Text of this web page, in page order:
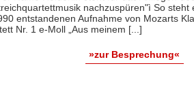
nachzuspüren"ì So
entstandenen Aufnahme von Mozarts
Nr. 1 e-Moll „Aus meinem [...]
»zur Besprechung«